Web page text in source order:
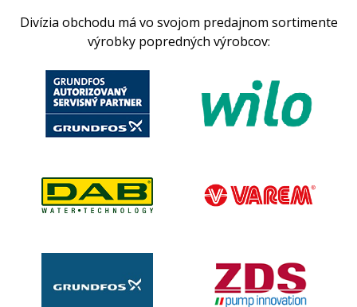
Divízia obchodu má vo svojom predajnom sortimente
výrobky popredných výrobcov: